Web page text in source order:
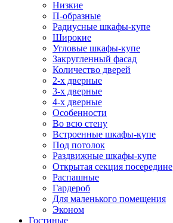
Низкие
П-образные
Радиусные шкафы-купе
Широкие
Угловые шкафы-купе
Закругленный фасад
Количество дверей
2-х дверные
3-х дверные
4-х дверные
Особенности
Во всю стену
Встроенные шкафы-купе
Под потолок
Раздвижные шкафы-купе
Открытая секция посередине
Распашные
Гардероб
Для маленького помещения
Эконом
Гостиные